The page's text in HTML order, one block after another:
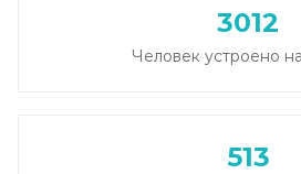
3012
Человек устроено
513